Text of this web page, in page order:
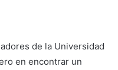
de la Universidad
en encontrar un